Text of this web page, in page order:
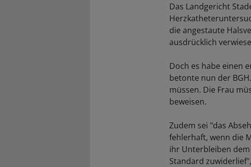
Das Landgericht
die angestaute
ausdrücklich
Doch es habe einen
betonte nun der
müssen. Die Frau
beweisen.
Zudem sei "das
fehlerhaft, wenn die
ihr Unterbleiben
Standard